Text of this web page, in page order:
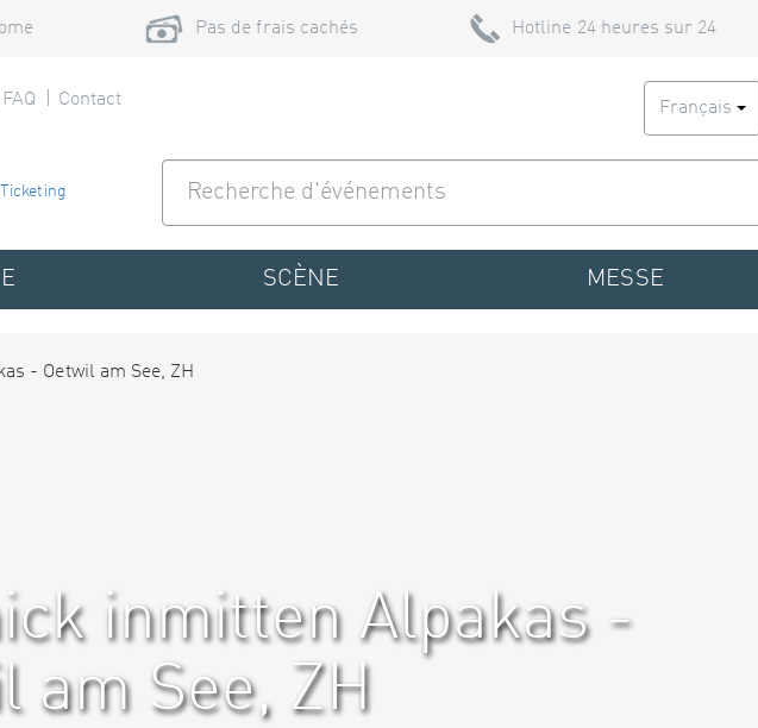
Pas de frais cachés Hotline 24 heures sur 24
FAQ Contact Français
SCÈNE MESSE
inmitten Alpakas -
am See, ZH